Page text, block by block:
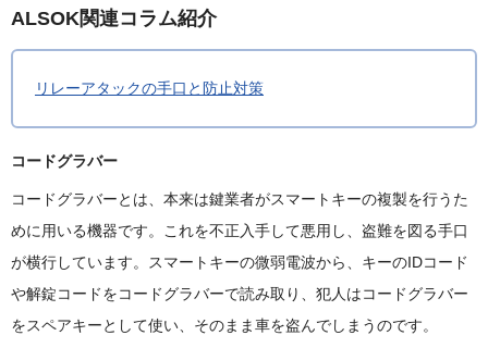
ALSOK関連コラム紹介
リレーアタックの手口と防止対策
コードグラバー
コードグラバーとは、本来は鍵業者がスマートキーの複製を行うた
めに用いる機器です。これを不正入手して悪用し、盗難を図る手口
が横行しています。スマートキーの微弱電波から、キーのIDコード
や解錠コードをコードグラバーで読み取り、犯人はコードグラバー
をスペアキーとして使い、そのまま車を盗んでしまうのです。